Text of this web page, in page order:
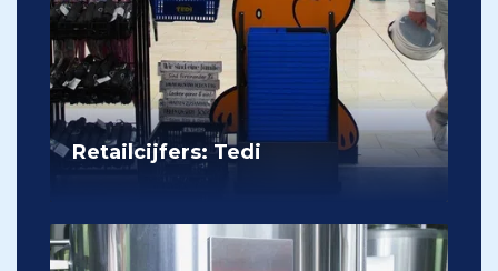
Retailcijfers: Tedi